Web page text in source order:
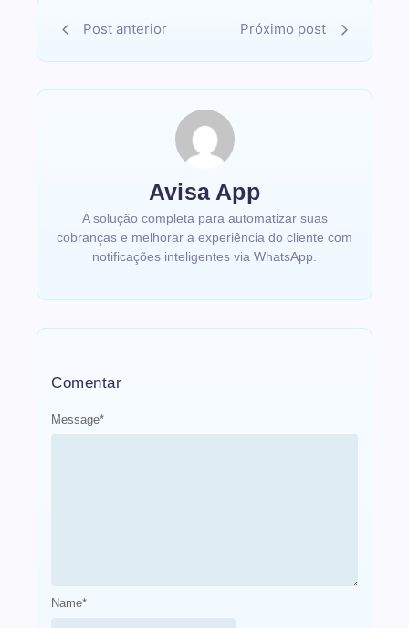
Post anterior Próximo post
Avisa App
A solução completa para automatizar suas
cobranças e melhorar a experiência do cliente com
notificações inteligentes via WhatsApp.
Comentar
Message*
Name*